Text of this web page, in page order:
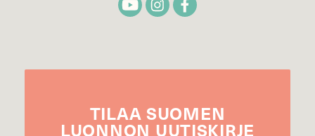
TILAA SUOMEN
LUONNON UUTIS­KIRJE